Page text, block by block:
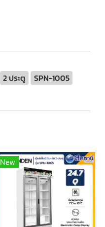
2 ประตู SPN-1005
New